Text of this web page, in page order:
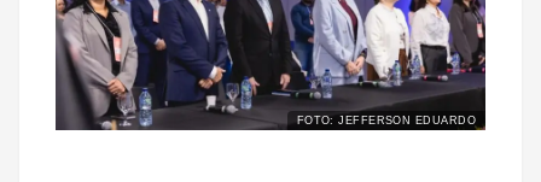
FOTO: JEFFERSON EDUARDO